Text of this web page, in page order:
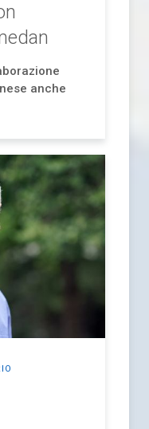
anche